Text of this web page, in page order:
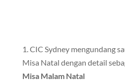
1. CIC Sydney mengundang
Misa Natal dengan detail
Misa Malam Natal